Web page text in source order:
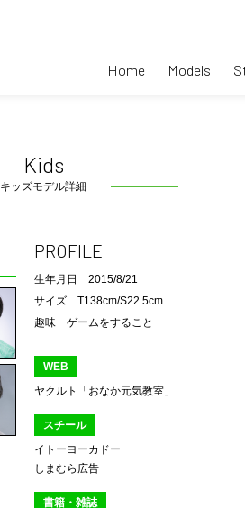
Home Models
Kids
キッズモデル詳細
PROFILE
生年月日 2015/8/21
サイズ T138cm/S22.5cm
趣味 ゲームをすること
WEB
ヤクルト「おなか元気教室」
スチール
イトーヨーカドー
しまむら広告
書籍・雑誌